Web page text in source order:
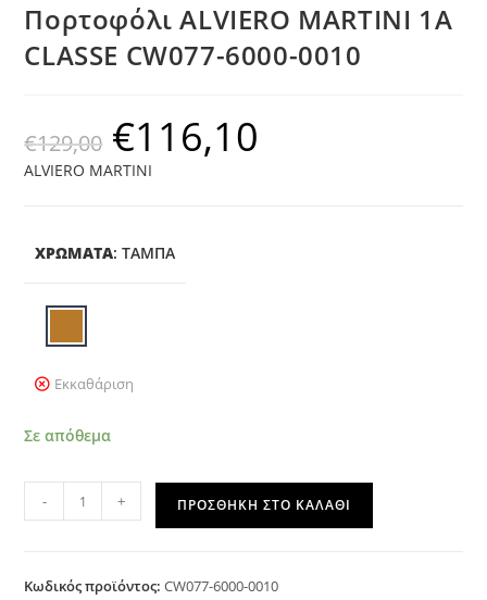
Πορτοφόλι ALVIERO MARTINI 1A
CLASSE CW077-6000-0010
€129,00 €116,10
ALVIERO MARTINI
ΧΡΩΜΑΤΑ: ΤΑΜΠΆ
Εκκαθάριση
Σε απόθεμα
- + ΠΡΟΣΘΉΚΗ ΣΤΟ ΚΑΛΆΘΙ
Κωδικός προϊόντος:CW077-6000-0010